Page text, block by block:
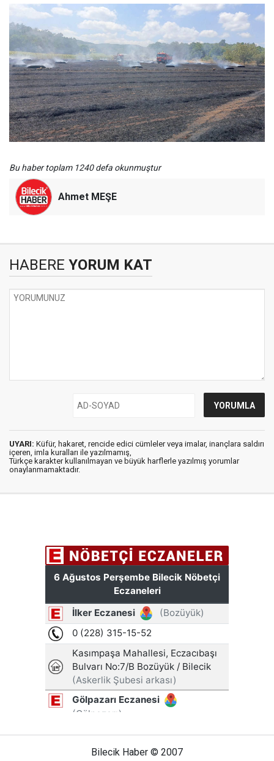
Bu haber toplam 1240 defa okunmuştur
Ahmet MEŞE
HABERE YORUM KAT
UYARI: Küfür, hakaret, rencide edici cümleler veya imalar, inançlara saldırı
içeren, imla kuralları ile yazılmamış,
Türkçe karakter kullanılmayan ve büyük harflerle yazılmış yorumlar
onaylanmamaktadır.
Bilecik Haber © 2007